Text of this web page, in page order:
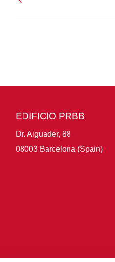
EDIFICIO PRBB
Dr. Aiguader, 88
08003 Barcelona (Spain)